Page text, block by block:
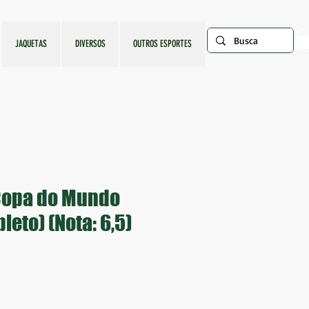
JAQUETAS DIVERSOS OUTROS ESPORTES
do Mundo
(Nota: 6,5)